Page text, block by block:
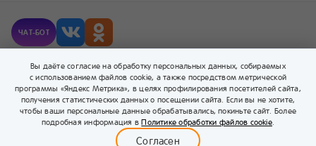
Бейбимания Каталог
0
ЧАТ-БОТ
© Компания Nestlé, 2026 г. Все права защищены.
® Владелец товарных знаков: Société des Produits Nestlé S.A. (Швейцария).
Вы даёте согласие на обработку персональных данных, собираемых
с использованием файлов cookie, а также посредством метрической
программы «Яндекс Метрика», в целях профилирования посетителей сайта,
получения статистических данных о посещении сайта. Если вы не хотите,
чтобы ваши персональные данные обрабатывались, покиньте сайт. Более
подробная информация вПолитике обработки файлов cookie.
Согласен